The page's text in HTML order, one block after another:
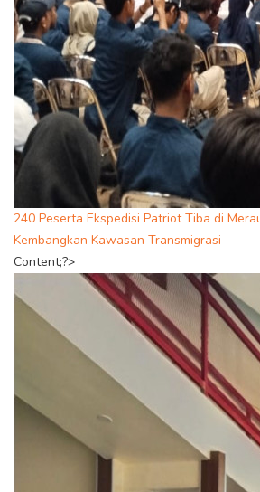
240 Peserta Ekspedisi Patriot Tiba di
Kembangkan Kawasan Transmigrasi
Content;?>